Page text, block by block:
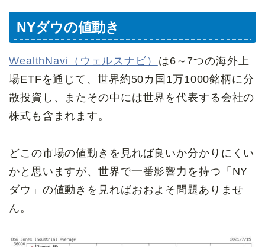
NYダウの値動き
WealthNavi（ウェルスナビ）
は6～7つの海外上
場ETFを通じて、世界約50カ国1万1000銘柄に分
散投資し、またその中には世界を代表する会社の
株式も含まれます。
どこの市場の値動きを見れば良いか分かりにくい
かと思いますが、世界で一番影響力を持つ「NY
ダウ」の値動きを見ればおおよそ問題ありませ
ん。